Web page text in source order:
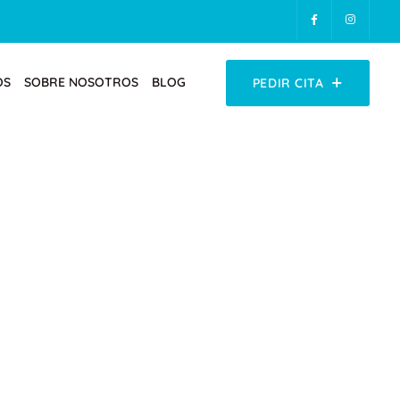
SOBRE NOSOTROS BLOG PEDIR CITA